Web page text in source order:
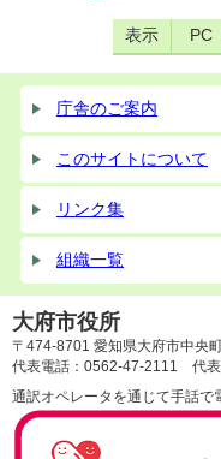
表示 PC
庁舎のご案内
このサイトについて
リンク集
組織一覧
大府市役所
〒474-8701 愛知県大府市中央
代表電話：0562-47-2111 代
通訳オペレータを通じて手話で